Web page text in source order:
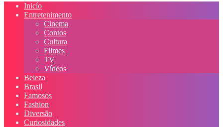
Inicío
Entretenimento
Cinema
Contos
Cultura
Filmes
TV
Vídeos
Beleza
Brasil
Famosos
Fashion
Diversão
Curiosidades